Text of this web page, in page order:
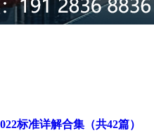
标准详解合集（共42篇）